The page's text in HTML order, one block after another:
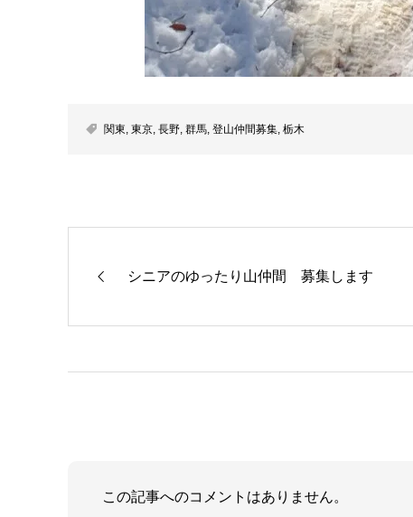
関東 東京, 長野, 群馬, 登山仲間募集, 栃木
シニアのゆったり山仲間 募集します
この記事へのコメントはありません。